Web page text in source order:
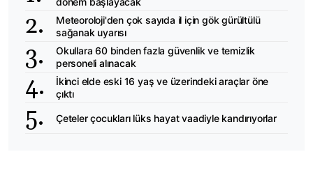
Meteoroloji'den çok sayıda il için gök gürültülü
sağanak uyarısı
Okullara 60 binden fazla güvenlik ve temizlik
personeli alınacak
İkinci elde eski 16 yaş ve üzerindeki araçlar öne
çıktı
Çeteler çocukları lüks hayat vaadiyle kandırıyorlar